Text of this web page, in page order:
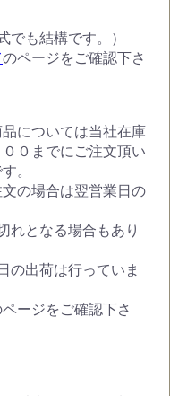
でも結構です。）
のページをご確認下さ
については当社在庫
０までにご注文頂い
。
の場合は翌営業日の
れとなる場合もあり
の出荷は行っていま
ージをご確認下さ